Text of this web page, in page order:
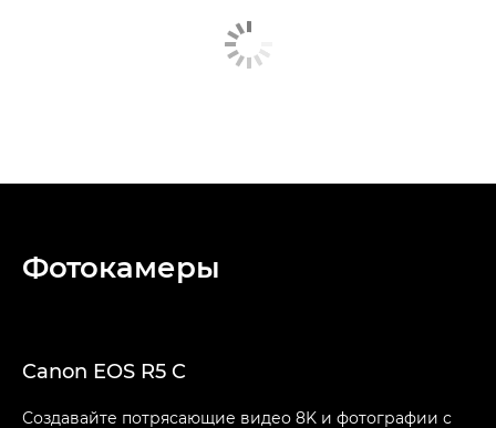
Фотокамеры
Canon EOS R5 C
Создавайте потрясающие видео 8K и фотографии с